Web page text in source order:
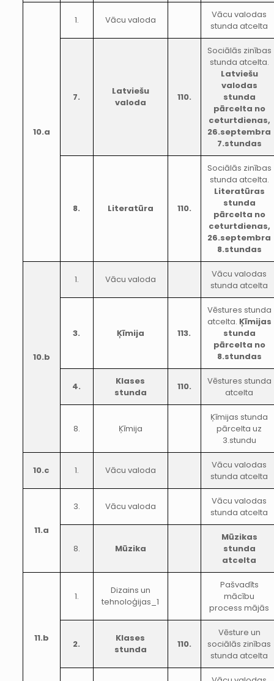
10.a
1. Vācu valoda
Vācu valodas
stunda atcelta
7.
Latviešu
valoda
110.
Sociālās zinības
stunda atcelta.
Latviešu
valodas
stunda
pārcelta no
ceturtdienas,
26.septembra
7.stundas
8. Literatūra 110.
Sociālās zinības
stunda atcelta.
Literatūras
stunda
pārcelta no
ceturtdienas,
26.septembra
8.stundas
10.b
1. Vācu valoda
Vācu valodas
stunda atcelta
3. Ķīmija 113.
Vēstures stunda
atcelta. Ķīmijas
stunda
pārcelta no
8.stundas
4.
Klases
stunda
110.
Vēstures stunda
atcelta
8. Ķīmija
Ķīmijas stunda
pārcelta uz
3.stundu
10.c 1. Vācu valoda
Vācu valodas
stunda atcelta
11.a
3. Vācu valoda
Vācu valodas
stunda atcelta
8. Mūzika
Mūzikas
stunda
atcelta
11.b
1.
Dizains un
tehnoloģijas_1
Pašvadīts
mācību
process mājās
2.
Klases
stunda
110.
Vēsture un
sociālās zinības
stunda atcelta